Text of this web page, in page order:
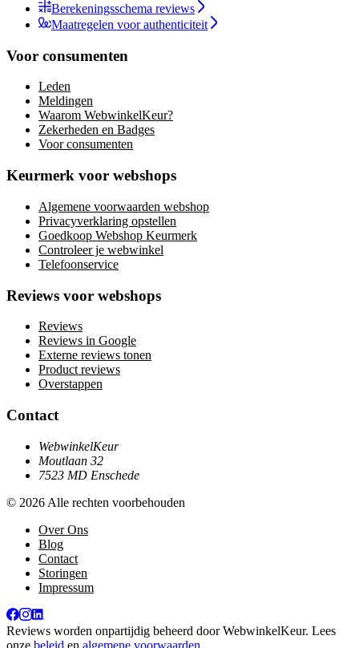
Berekeningsschema reviews
Maatregelen voor authenticiteit
Voor consumenten
Leden
Meldingen
Waarom WebwinkelKeur?
Zekerheden en Badges
Voor consumenten
Keurmerk voor webshops
Algemene voorwaarden webshop
Privacyverklaring opstellen
Goedkoop Webshop Keurmerk
Controleer je webwinkel
Telefoonservice
Reviews voor webshops
Reviews
Reviews in Google
Externe reviews tonen
Product reviews
Overstappen
Contact
WebwinkelKeur
Moutlaan 32
7523 MD Enschede
© 2026 Alle rechten voorbehouden
Over Ons
Blog
Contact
Storingen
Impressum
Reviews worden onpartijdig beheerd doorWebwinkelKeur. Lees
onze beleid en algemene voorwaarden.